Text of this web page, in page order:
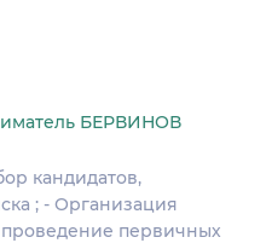
БЕРВИНОВ
кандидатов,
; - Организация
первичных